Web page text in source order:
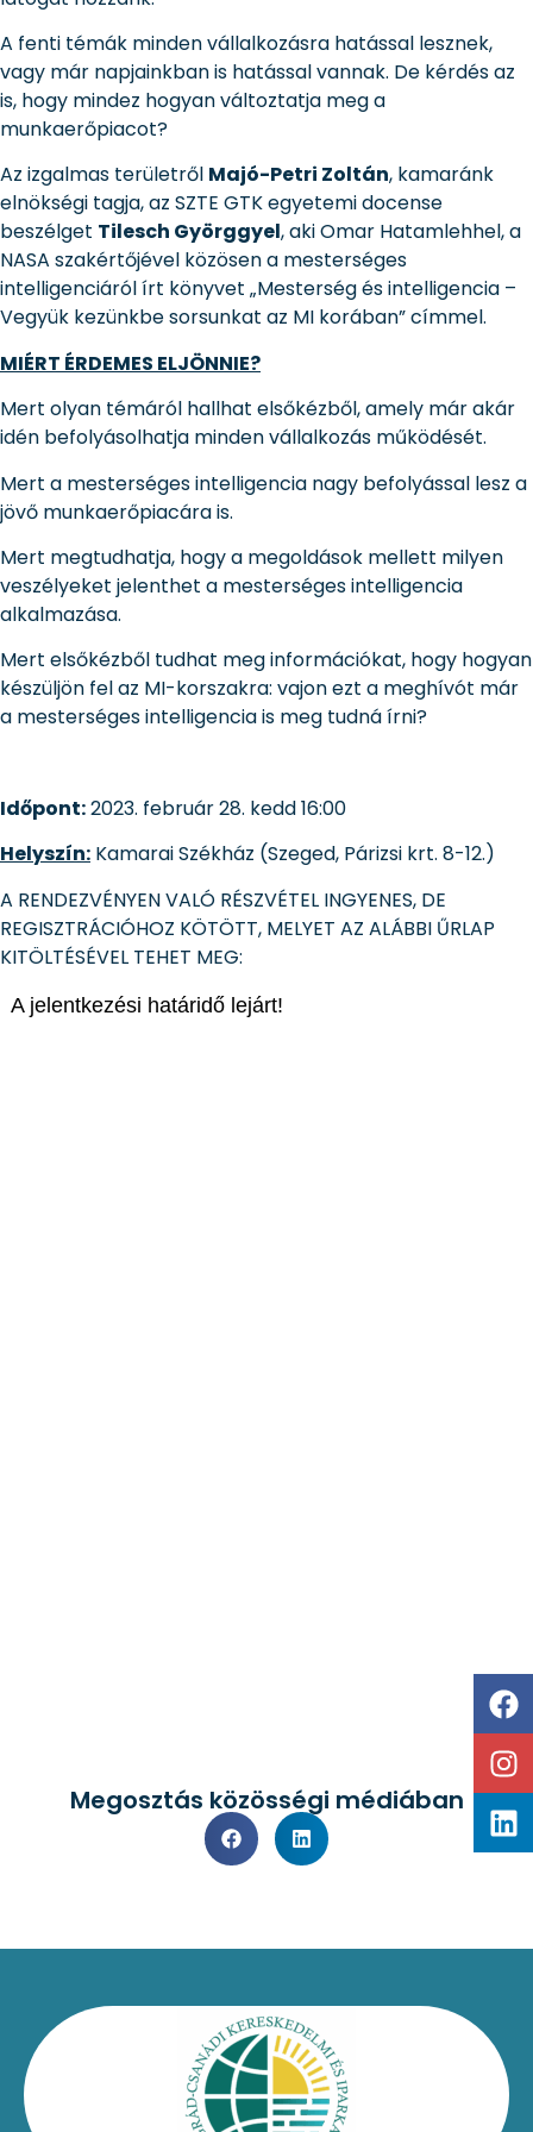
A fenti témák minden vállalkozásra hatással lesznek,
vagy már napjainkban is hatással vannak. De kérdés az
is, hogy mindez hogyan változtatja meg a
munkaerőpiacot?
Az izgalmas területről Majó-Petri Zoltán, kamaránk
elnökségi tagja, az SZTE GTK egyetemi docense
beszélget Tilesch Györggyel, aki Omar Hatamlehhel, a
NASA szakértőjével közösen a mesterséges
intelligenciáról írt könyvet „Mesterség és intelligencia –
Vegyük kezünkbe sorsunkat az MI korában” címmel.
MIÉRT ÉRDEMES ELJÖNNIE?
Mert olyan témáról hallhat elsőkézből, amely már akár
idén befolyásolhatja minden vállalkozás működését.
Mert a mesterséges intelligencia nagy befolyással lesz a
jövő munkaerőpiacára is.
Mert megtudhatja, hogy a megoldások mellett milyen
veszélyeket jelenthet a mesterséges intelligencia
alkalmazása.
Mert elsőkézből tudhat meg információkat, hogy hogyan
készüljön fel az MI-korszakra: vajon ezt a meghívót már
a mesterséges intelligencia is meg tudná írni?
Időpont:2023. február 28. kedd 16:00
Helyszín: Kamarai Székház (Szeged, Párizsi krt. 8-12.)
A RENDEZVÉNYEN VALÓ RÉSZVÉTEL INGYENES, DE
REGISZTRÁCIÓHOZ KÖTÖTT, MELYET AZ ALÁBBI ŰRLAP
KITÖLTÉSÉVEL TEHET MEG:
Megosztás közösségi médiában